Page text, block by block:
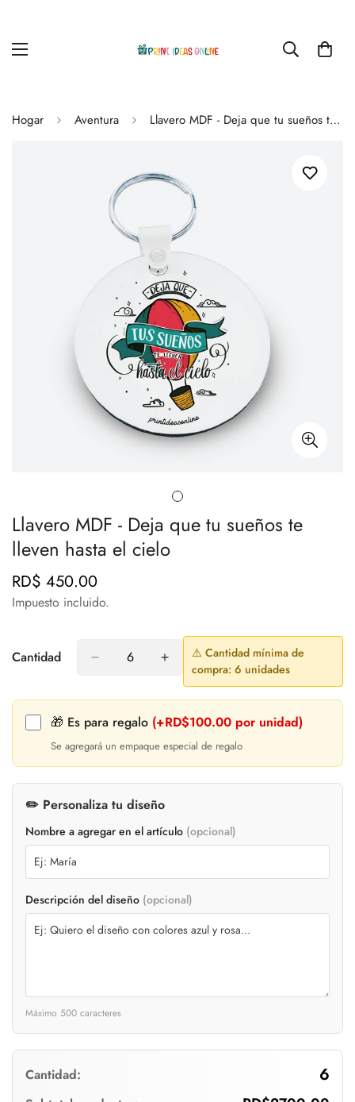
Hogar Aventura Llavero MDF - Deja que tu sueños te lleven hasta el cielo
Llavero MDF - Deja que tu sueños te
lleven hasta el cielo
Precio
regular
RD$ 450.00
Impuesto incluido.
Cantidad
⚠️ Cantidad mínima de
compra: 6 unidades
🎁 Es para regalo (+RD$100.00 por unidad)
Se agregará un empaque especial de regalo
✏️ Personaliza tu diseño
Nombre a agregar en el artículo (opcional)
Descripción del diseño (opcional)
Máximo 500 caracteres
Cantidad: 6